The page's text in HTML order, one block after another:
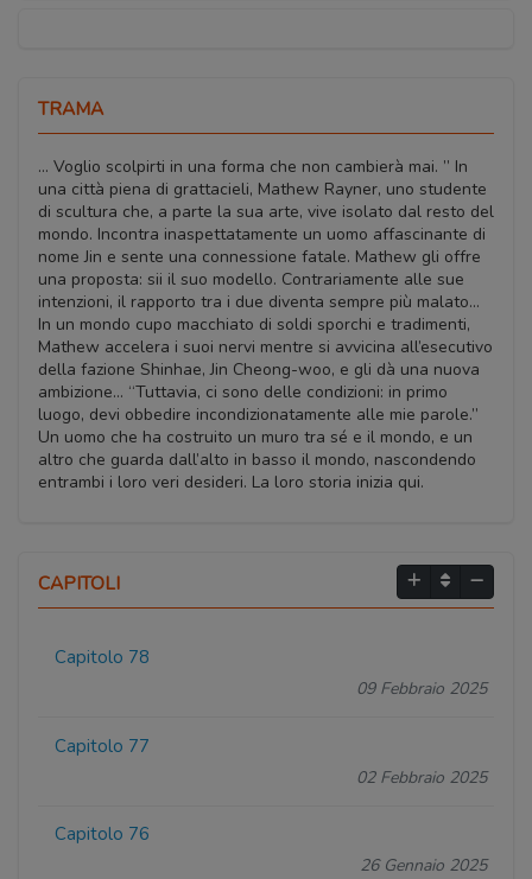
TRAMA
… Voglio scolpirti in una forma che non cambierà mai. ” In
una città piena di grattacieli, Mathew Rayner, uno studente
di scultura che, a parte la sua arte, vive isolato dal resto del
mondo. Incontra inaspettatamente un uomo affascinante di
nome Jin e sente una connessione fatale. Mathew gli offre
una proposta: sii il suo modello. Contrariamente alle sue
intenzioni, il rapporto tra i due diventa sempre più malato…
In un mondo cupo macchiato di soldi sporchi e tradimenti,
Mathew accelera i suoi nervi mentre si avvicina all’esecutivo
della fazione Shinhae, Jin Cheong-woo, e gli dà una nuova
ambizione… “Tuttavia, ci sono delle condizioni: in primo
luogo, devi obbedire incondizionatamente alle mie parole.”
Un uomo che ha costruito un muro tra sé e il mondo, e un
altro che guarda dall’alto in basso il mondo, nascondendo
entrambi i loro veri desideri. La loro storia inizia qui.
CAPITOLI
Capitolo 78
09 Febbraio 2025
Capitolo 77
02 Febbraio 2025
Capitolo 76
26 Gennaio 2025